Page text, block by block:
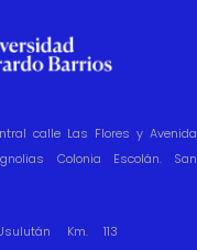
calle Las Flores y Avenida
Colonia Escolán. San
Km. 113